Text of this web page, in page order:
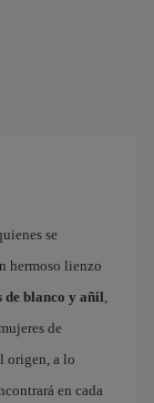
se
hermoso lienzo
de blanco y añil
de
origen, a lo
en cada